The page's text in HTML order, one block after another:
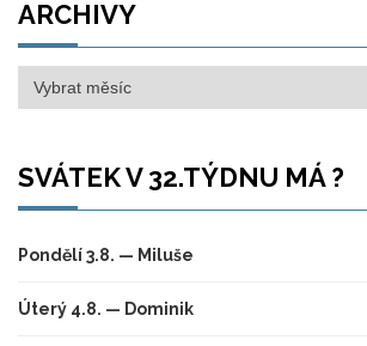
ARCHIVY
Archivy
SVÁTEK V 32.TÝDNU MÁ ?
Pondělí 3.8. — Miluše
Úterý 4.8. — Dominik